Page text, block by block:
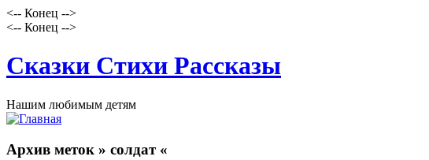
<-- Конец -->
<-- Конец -->
Сказки Стихи Рассказы
Нашим любимым детям
Архив меток » солдат «